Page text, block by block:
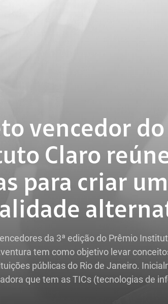
vencedor
Claro
para criar
da 3ª edição do Prêmio
tem como objetivo levar
públicas do Rio de Janeiro.
que tem as TICs (tecnologias de